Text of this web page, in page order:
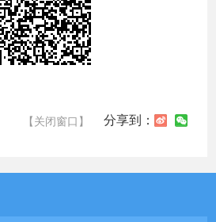
【关闭窗口】 分享到：